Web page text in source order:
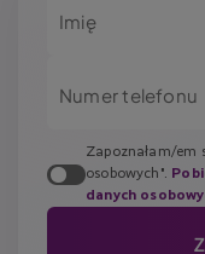
Imię
Numer telefonu
Zapoznałam/em
osobowych".
danych